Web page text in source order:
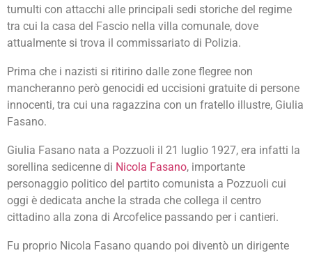
tumulti con attacchi alle principali sedi storiche del regime
tra cui la casa del Fascio nella villa comunale, dove
attualmente si trova il commissariato di Polizia.
Prima che i nazisti si ritirino dalle zone flegree non
mancheranno però genocidi ed uccisioni gratuite di persone
innocenti, tra cui una ragazzina con un fratello illustre, Giulia
Fasano.
Giulia Fasano nata a Pozzuoli il 21 luglio 1927, era infatti la
sorellina sedicenne di Nicola Fasano, importante
personaggio politico del partito comunista a Pozzuoli cui
oggi è dedicata anche la strada che collega il centro
cittadino alla zona di Arcofelice passando per i cantieri.
Fu proprio Nicola Fasano quando poi diventò un dirigente